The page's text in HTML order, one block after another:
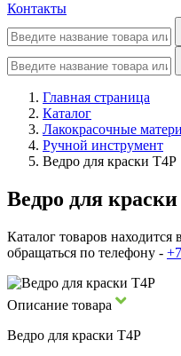
Контакты
Главная страница
Каталог
Лакокрасочные
Ручной инструмент
Ведро для краски Т4Р
Ведро для
Каталог товаров находится
обращаться по телефону -
Описание товара
Ведро для краски Т4Р